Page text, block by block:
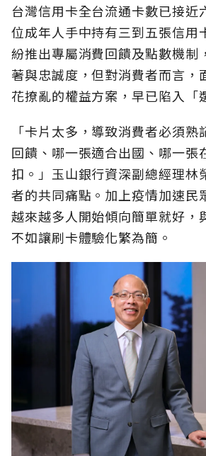
台灣信用卡全台流通卡數已接近
位成年人手中持有三到五張信用
紛推出專屬消費回饋及點數機制
著與忠誠度，但對消費者而言，
花撩亂的權益方案，早已陷入「
「卡片太多，導致消費者必須
回饋、哪一張適合出國、哪一張
扣。」玉山銀行資深副總經理林
者的共同痛點。加上疫情加速民
越來越多人開始傾向簡單就好，
不如讓刷卡體驗化繁為簡。